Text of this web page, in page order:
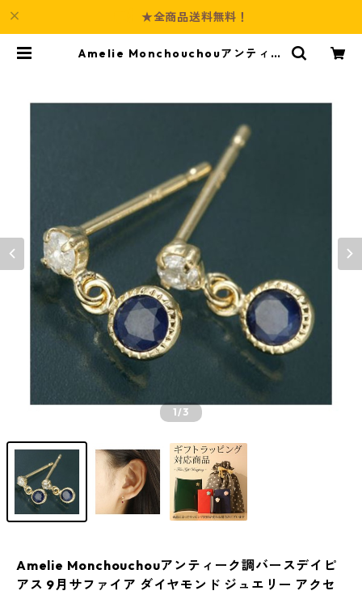
★全商品送料無料！
Amelie Monchouchouアンティー
h
1/3
Amelie Monchouchouアンティーク調バースデイピ
アス 9月サファイア ダイヤモンド ジュエリー アクセ